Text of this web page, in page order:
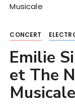
Musicale
CONCERT
Emilie
et The
Musicale